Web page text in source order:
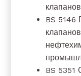
BS 5146
BS 5351